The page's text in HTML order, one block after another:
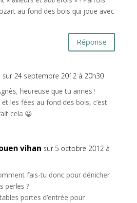
au fond des bois qui joue avec
Réponse
sur 24 septembre 2012 à 20h30
heureuse que tu aimes !
les fées au fond des bois, c’est
cela 😀
vihan sur 5 octobre 2012 à
fais-tu donc pour dénicher
perles ?
portes d’entrée pour